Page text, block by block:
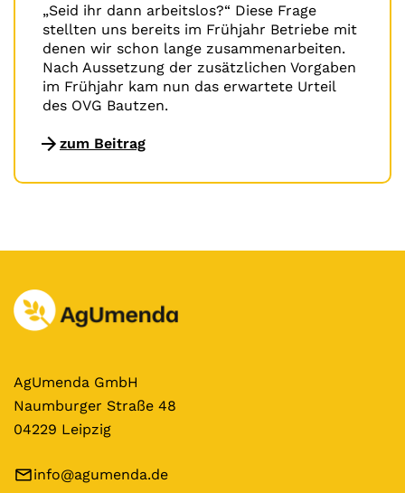
„Seid ihr dann arbeitslos?“ Diese Frage
stellten uns bereits im Frühjahr Betriebe mit
denen wir schon lange zusammenarbeiten.
Nach Aussetzung der zusätzlichen Vorgaben
im Frühjahr kam nun das erwartete Urteil
des OVG Bautzen.
zum Beitrag
AgUmenda GmbH
Naumburger Straße 48
04229 Leipzig
info@agumenda.de